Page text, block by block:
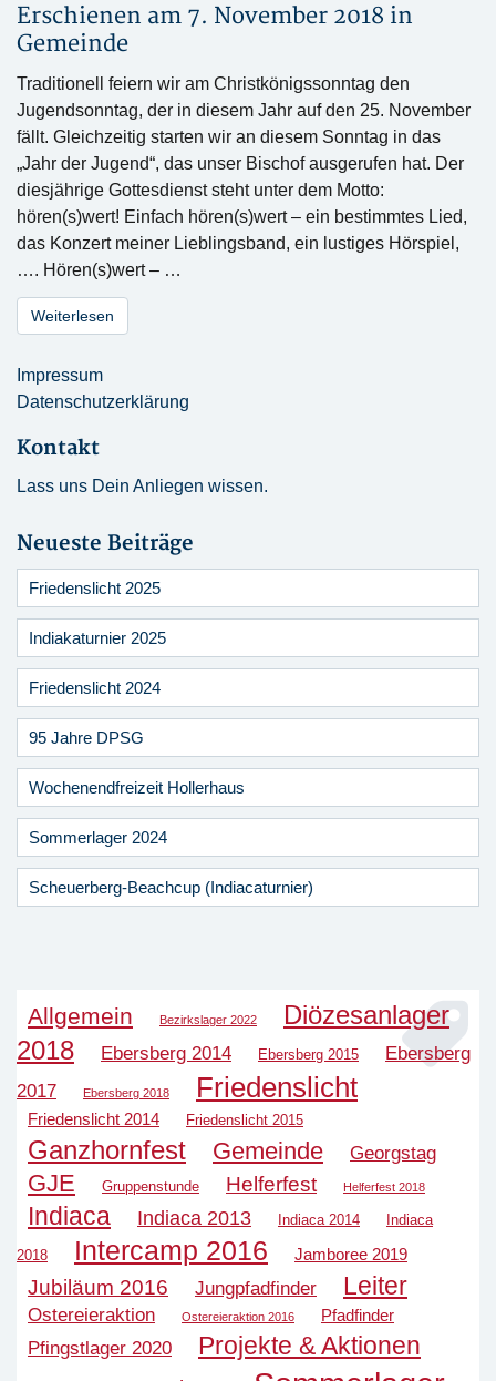
Erschienen am 7. November 2018 in
Gemeinde
Traditionell feiern wir am Christkönigssonntag den
Jugendsonntag, der in diesem Jahr auf den 25. November
fällt. Gleichzeitig starten wir an diesem Sonntag in das
„Jahr der Jugend“, das unser Bischof ausgerufen hat. Der
diesjährige Gottesdienst steht unter dem Motto:
hören(s)wert! Einfach hören(s)wert – ein bestimmtes Lied,
das Konzert meiner Lieblingsband, ein lustiges Hörspiel,
…. Hören(s)wert – …
Weiterlesen
Impressum
Datenschutzerklärung
Kontakt
Lass uns Dein Anliegen wissen.
Neueste Beiträge
Friedenslicht 2025
Indiakaturnier 2025
Friedenslicht 2024
95 Jahre DPSG
Wochenendfreizeit Hollerhaus
Sommerlager 2024
Scheuerberg-Beachcup (Indiacaturnier)
Allgemein Bezirkslager 2022
Diözesanlager
2018
Ebersberg 2014 Ebersberg 2015
Ebersberg
2017
Ebersberg 2018 Friedenslicht
Friedenslicht 2014 Friedenslicht 2015
Ganzhornfest Gemeinde Georgstag
GJE Gruppenstunde Helferfest Helferfest 2018
Indiaca Indiaca 2013 Indiaca 2014 Indiaca
2018 Intercamp 2016 Jamboree 2019
Jubiläum 2016 Jungpfadfinder Leiter
Ostereieraktion Ostereieraktion 2016 Pfadfinder
Pfingstlager 2020 Projekte & Aktionen